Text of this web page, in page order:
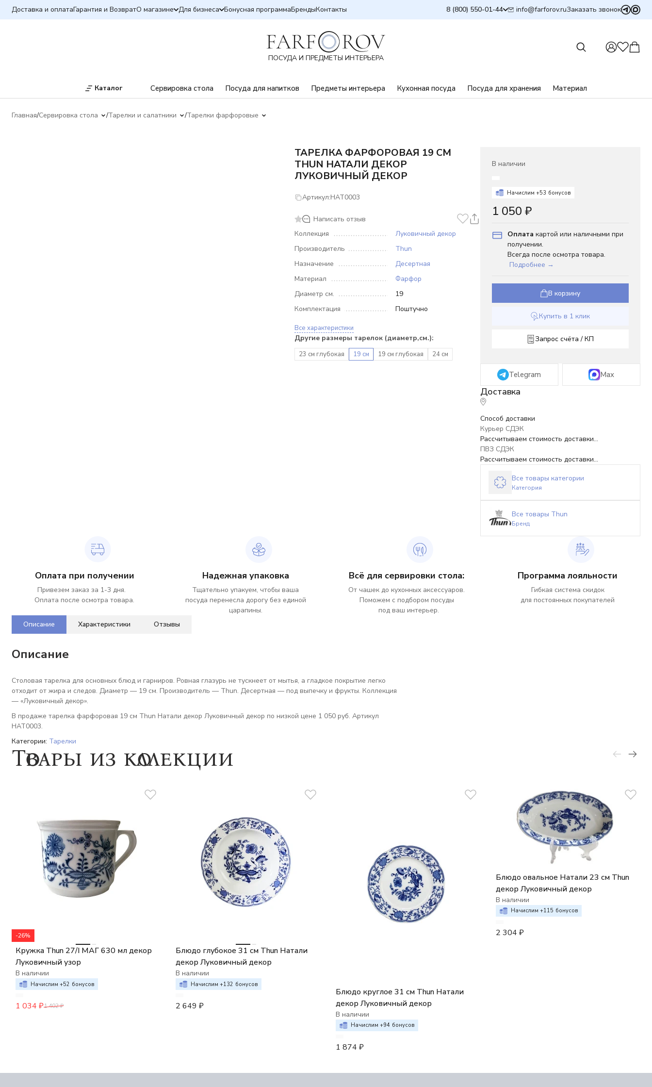
Доставка и оплатаГарантия и ВозвратО магазине Для бизнеса Бонусная программаБрендыКонтакты 8 (800) 550-01-44 info@farforov.ruЗаказать звонок
ПОСУДА И ПРЕДМЕТЫ ИНТЕРЬЕРА
Каталог Сервировка стола Посуда для напитков Предметы интерьера Кухонная посуда Посуда для хранения Материал
Главная Сервировка стола Тарелки и салатники Тарелки фарфоровые
ТАРЕЛКА ФАРФОРОВАЯ 19 СМ
THUN НАТАЛИ ДЕКОР
ЛУКОВИЧНЫЙ ДЕКОР
Артикул:НАТ0003
Написать отзыв
Коллекция
Луковичный декор
Производитель
Thun
Назначение
Десертная
Материал
Фарфор
Диаметр см.
19
Комплектация
Поштучно
Все характеристики
Другие размеры тарелок (диаметр,см.):
23 см глубокая 19 см 19 см глубокая 24 см
В наличии
Начислим +53 бонусов
1 050 ₽
Оплата картой или наличными при
получении.
Всегда после осмотра товара.
Подробнее →
В корзину
Купить в 1 клик
Запрос счёта / КП
Telegram Max
Способ доставки
Курьер СДЭК
Рассчитываем стоимость доставки...
ПВЗ СДЭК
Рассчитываем стоимость доставки...
Все товары категории
Категория
Все товары Thun
Бренд
Оплата при получении
Привезем заказ за 1-3 дня.
Оплата после осмотра товара.
Надежная упаковка
Тщательно упакуем, чтобы ваша
посуда перенесла дорогу без единой
царапины.
Всё для сервировки стола:
От чашек до кухонных аксессуаров.
Поможем с подбором посуды
под ваш интерьер.
Программа лояльности
Гибкая система скидок
для постоянных покупателей
Описание Характеристики Отзывы
Описание
Столовая тарелка для основных блюд и гарниров. Ровная глазурь не тускнеет от мытья, а гладкое покрытие легко
отходит от жира и следов. Диаметр — 19 см. Производитель — Thun. Десертная — под выпечку и фрукты. Коллекция
— «Луковичный декор».
В продаже тарелка фарфоровая 19 см Thun Натали декор Луковичный декор по низкой цене 1 050 руб. Артикул
НАТ0003.
Категории: Тарелки
Товары из коллекции
-26%
Кружка Thun 27/I МАГ 630 мл декор
Луковичный узор
В наличии
Начислим +52 бонусов
1 034 ₽1 402₽
Блюдо глубокое 31 см Thun Натали
декор Луковичный декор
В наличии
Начислим +132 бонусов
2 649 ₽
Блюдо круглое 31 см Thun Натали
декор Луковичный декор
В наличии
Начислим +94 бонусов
1 874 ₽
Блюдо овальное Натали 23 см Thun
декор Луковичный декор
В наличии
Начислим +115 бонусов
2 304 ₽